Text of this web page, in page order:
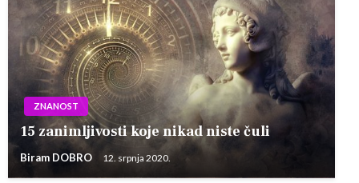
ZNANOST
15 zanimljivosti koje nikad niste čuli
Biram DOBRO 12. srpnja 2020.